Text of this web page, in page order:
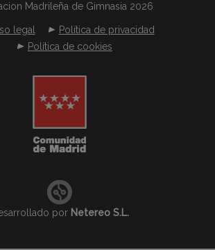
Madrileña de Gimnasia 2026
legal
Política de privacidad
Política de cookies
por Netereo S.L.